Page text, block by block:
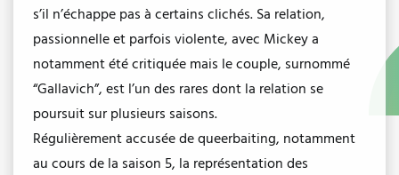
s’il n’échappe pas à certains clichés. Sa relation,
passionnelle et parfois violente, avec Mickey a
notamment été critiquée mais le couple, surnommé
“Gallavich”, est l’un des rares dont la relation se
poursuit sur plusieurs saisons.
Régulièrement accusée de queerbaiting, notamment
au cours de la saison 5, la représentation des